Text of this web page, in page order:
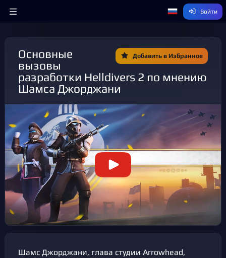
Войти
Добавить в Избранное
Основные
вызовы
разработки Helldivers 2 по мнению
Шамса Джорджани
Шамс Джорджани, глава студии Arrowhead,